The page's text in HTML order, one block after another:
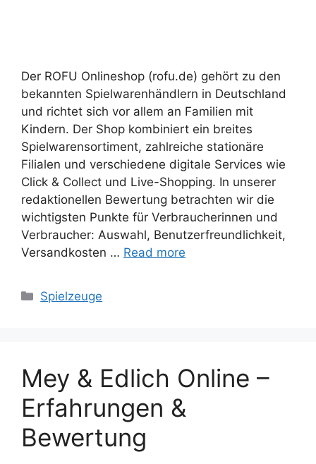
Der ROFU Onlineshop (rofu.de) gehört zu den
bekannten Spielwarenhändlern in Deutschland
und richtet sich vor allem an Familien mit
Kindern. Der Shop kombiniert ein breites
Spielwarensortiment, zahlreiche stationäre
Filialen und verschiedene digitale Services wie
Click & Collect und Live-Shopping. In unserer
redaktionellen Bewertung betrachten wir die
wichtigsten Punkte für Verbraucherinnen und
Verbraucher: Auswahl, Benutzerfreundlichkeit,
Versandkosten … Read more
Categories
Spielzeuge
Mey & Edlich Online –
Erfahrungen &
Bewertung